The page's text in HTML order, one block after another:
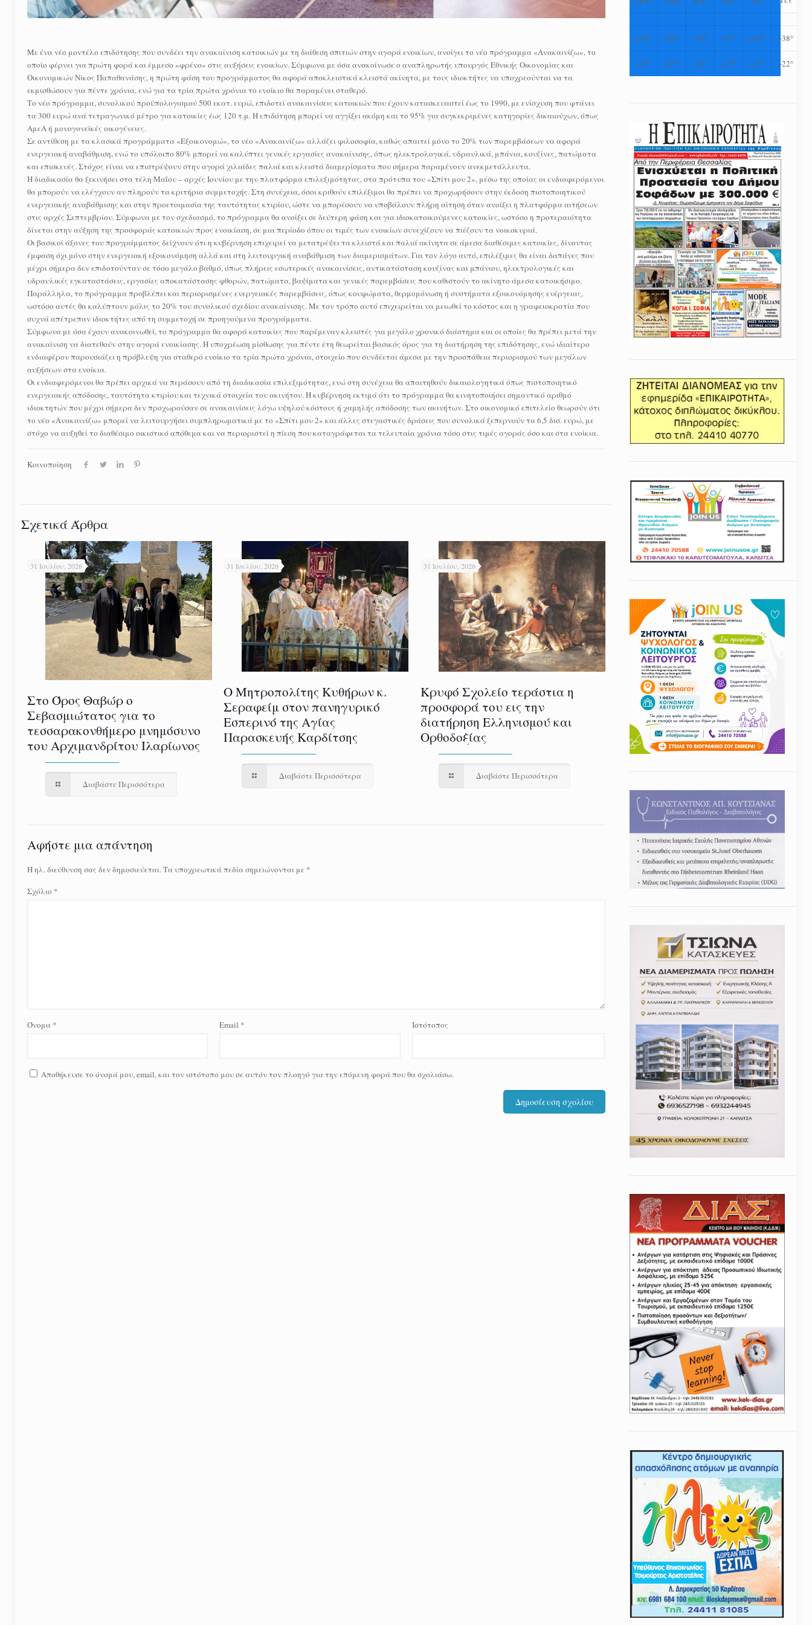
Με ένα νέο μοντέλο επιδότησης που συνδέει την ανακαίνιση κατοικιών με τη διάθεση σπιτιών στην αγορά ενοικίων, ανοίγει το νέο πρόγραμμα «Ανακαινίζω», το
οποίο φέρνει για πρώτη φορά και έμμεσο «φρένο» στις αυξήσεις ενοικίων. Σύμφωνα με όσα ανακοίνωσε ο αναπληρωτής υπουργός Εθνικής Οικονομίας και
Οικονομικών Νίκος Παπαθανάσης, η πρώτη φάση του προγράμματος θα αφορά αποκλειστικά κλειστά ακίνητα, με τους ιδιοκτήτες να υποχρεούνται να τα
εκμισθώσουν για πέντε χρόνια, ενώ για τα τρία πρώτα χρόνια το ενοίκιο θα παραμένει σταθερό.
Το νέο πρόγραμμα, συνολικού προϋπολογισμού 500 εκατ. ευρώ, επιδοτεί ανακαινίσεις κατοικιών που έχουν κατασκευαστεί έως το 1990, με ενίσχυση που φτάνει
τα 300 ευρώ ανά τετραγωνικό μέτρο για κατοικίες έως 120 τ.μ. Η επιδότηση μπορεί να αγγίξει ακόμη και το 95% για συγκεκριμένες κατηγορίες δικαιούχων, όπως
ΑμεΑ ή μονογονεϊκές οικογένειες.
Σε αντίθεση με τα κλασικά προγράμματα «Εξοικονομώ», το νέο «Ανακαινίζω» αλλάζει φιλοσοφία, καθώς απαιτεί μόνο το 20% των παρεμβάσεων να αφορά
ενεργειακή αναβάθμιση, ενώ το υπόλοιπο 80% μπορεί να καλύπτει γενικές εργασίες ανακαίνισης, όπως ηλεκτρολογικά, υδραυλικά, μπάνια, κουζίνες, πατώματα
και επισκευές. Στόχος είναι να επιστρέψουν στην αγορά χιλιάδες παλιά και κλειστά διαμερίσματα που σήμερα παραμένουν ανεκμετάλλευτα.
Η διαδικασία θα ξεκινήσει στα τέλη Μαΐου – αρχές Ιουνίου με την πλατφόρμα επιλεξιμότητας, στα πρότυπα του «Σπίτι μου 2», μέσω της οποίας οι ενδιαφερόμενοι
θα μπορούν να ελέγχουν αν πληρούν τα κριτήρια συμμετοχής. Στη συνέχεια, όσοι κριθούν επιλέξιμοι θα πρέπει να προχωρήσουν στην έκδοση πιστοποιητικού
ενεργειακής αναβάθμισης και στην προετοιμασία της ταυτότητας κτιρίου, ώστε να μπορέσουν να υποβάλουν πλήρη αίτηση όταν ανοίξει η πλατφόρμα αιτήσεων
στις αρχές Σεπτεμβρίου. Σύμφωνα με τον σχεδιασμό, το πρόγραμμα θα ανοίξει σε δεύτερη φάση και για ιδιοκατοικούμενες κατοικίες, ωστόσο η προτεραιότητα
δίνεται στην αύξηση της προσφοράς κατοικιών προς ενοικίαση, σε μια περίοδο όπου οι τιμές των ενοικίων συνεχίζουν να πιέζουν τα νοικοκυριά.
Οι βασικοί άξονες του προγράμματος δείχνουν ότι η κυβέρνηση επιχειρεί να μετατρέψει τα κλειστά και παλιά ακίνητα σε άμεσα διαθέσιμες κατοικίες, δίνοντας
έμφαση όχι μόνο στην ενεργειακή εξοικονόμηση αλλά και στη λειτουργική αναβάθμιση των διαμερισμάτων. Για τον λόγο αυτό, επιλέξιμες θα είναι δαπάνες που
μέχρι σήμερα δεν επιδοτούνταν σε τόσο μεγάλο βαθμό, όπως πλήρεις εσωτερικές ανακαινίσεις, αντικατάσταση κουζίνας και μπάνιου, ηλεκτρολογικές και
υδραυλικές εγκαταστάσεις, εργασίες αποκατάστασης φθορών, πατώματα, βαψίματα και γενικές παρεμβάσεις που καθιστούν το ακίνητο άμεσα κατοικήσιμο.
Παράλληλα, το πρόγραμμα προβλέπει και περιορισμένες ενεργειακές παρεμβάσεις, όπως κουφώματα, θερμομόνωση ή συστήματα εξοικονόμησης ενέργειας,
ωστόσο αυτές θα καλύπτουν μόλις το 20% του συνολικού σχεδίου ανακαίνισης. Με τον τρόπο αυτό επιχειρείται να μειωθεί το κόστος και η γραφειοκρατία που
συχνά απέτρεπαν ιδιοκτήτες από τη συμμετοχή σε προηγούμενα προγράμματα.
Σύμφωνα με όσα έχουν ανακοινωθεί, το πρόγραμμα θα αφορά κατοικίες που παρέμεναν κλειστές για μεγάλο χρονικό διάστημα και οι οποίες θα πρέπει μετά την
ανακαίνιση να διατεθούν στην αγορά ενοικίασης. Η υποχρέωση μίσθωσης για πέντε έτη θεωρείται βασικός όρος για τη διατήρηση της επιδότησης, ενώ ιδιαίτερο
ενδιαφέρον παρουσιάζει η πρόβλεψη για σταθερό ενοίκιο τα τρία πρώτα χρόνια, στοιχείο που συνδέεται άμεσα με την προσπάθεια περιορισμού των μεγάλων
αυξήσεων στα ενοίκια.
Οι ενδιαφερόμενοι θα πρέπει αρχικά να περάσουν από τη διαδικασία επιλεξιμότητας, ενώ στη συνέχεια θα απαιτηθούν δικαιολογητικά όπως πιστοποιητικό
ενεργειακής απόδοσης, ταυτότητα κτιρίου και τεχνικά στοιχεία του ακινήτου. Η κυβέρνηση εκτιμά ότι το πρόγραμμα θα κινητοποιήσει σημαντικό αριθμό
ιδιοκτητών που μέχρι σήμερα δεν προχωρούσαν σε ανακαινίσεις λόγω υψηλού κόστους ή χαμηλής απόδοσης των ακινήτων. Στο οικονομικό επιτελείο θεωρούν ότι
το νέο «Ανακαινίζω» μπορεί να λειτουργήσει συμπληρωματικά με το «Σπίτι μου 2» και άλλες στεγαστικές δράσεις που συνολικά ξεπερνούν τα 6,5 δισ. ευρώ, με
στόχο να αυξηθεί το διαθέσιμο οικιστικό απόθεμα και να περιοριστεί η πίεση που καταγράφεται τα τελευταία χρόνια τόσο στις τιμές αγοράς όσο και στα ενοίκια.
Κοινοποίηση
Σχετικά Άρθρα
31 Ιουλίου, 2026
Στο Όρος Θαβώρ ο
Σεβασμιώτατος για το
τεσσαρακονθήμερο μνημόσυνο
του Αρχιμανδρίτου Ιλαρίωνος
Διαβάστε Περισσότερα
31 Ιουλίου, 2026
Ο Μητροπολίτης Κυθήρων κ.
Σεραφείμ στον πανηγυρικό
Εσπερινό της Αγίας
Παρασκευής Καρδίτσης
Διαβάστε Περισσότερα
31 Ιουλίου, 2026
Κρυφό Σχολείο τεράστια η
προσφορά του εις την
διατήρηση Ελληνισμού και
Ορθοδοξίας
Διαβάστε Περισσότερα
Αφήστε μια απάντηση
Η ηλ. διεύθυνση σας δεν δημοσιεύεται.Τα υποχρεωτικά πεδία σημειώνονται με *
Σχόλιο *
Όνομα * Email * Ιστότοπος
Αποθήκευσε το όνομά μου, email, και τον ιστότοπο μου σε αυτόν τον πλοηγό για την επόμενη φορά που θα σχολιάσω.
+39° +40° +40° +37° +38° +38°
+25° +27° +26° +25° +23° +22°